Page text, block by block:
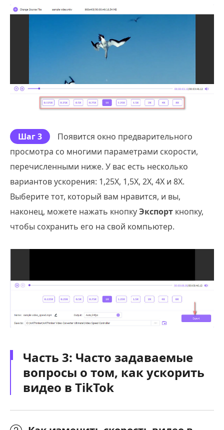
Шаг 3
Появится окно предварительного
просмотра со многими параметрами скорости,
перечисленными ниже. У вас есть несколько
вариантов ускорения: 1,25X, 1,5X, 2X, 4X и 8X.
Выберите тот, который вам нравится, и вы,
наконец, можете нажать кнопкуЭкспорт кнопку,
чтобы сохранить его на свой компьютер.
Часть 3: Часто задаваемые
вопросы о том, как ускорить
видео в TikTok